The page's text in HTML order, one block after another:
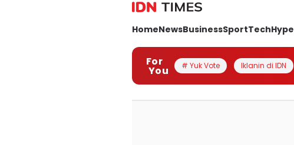
HomeNewsBusinessSportTechHype
For
You # Yuk Vote Iklanin di IDN